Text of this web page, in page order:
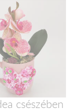
csészében